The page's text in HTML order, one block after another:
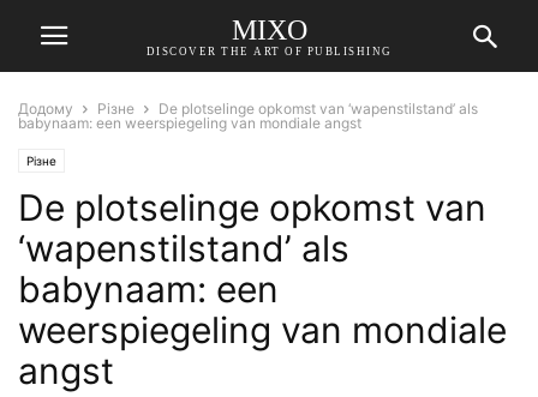
MIXO
DISCOVER THE ART OF PUBLISHING
Додому Різне
De plotselinge opkomst van ‘wapenstilstand’ als
babynaam: een weerspiegeling van mondiale angst
Різне
De plotselinge opkomst van
‘wapenstilstand’ als
babynaam: een
weerspiegeling van mondiale
angst